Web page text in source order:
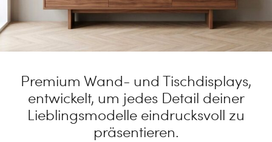
Premium Wand- und Tischdisplays,
entwickelt, um jedes Detail deiner
Lieblingsmodelle eindrucksvoll zu
präsentieren.